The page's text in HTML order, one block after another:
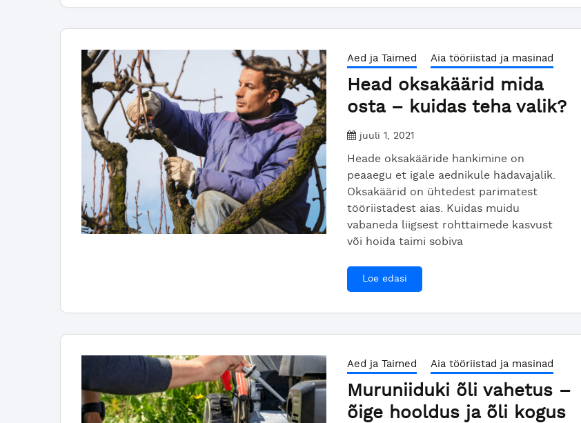
Aed ja Taimed Aia tööriistad ja masinad
Head oksakäärid mida
osta – kuidas teha valik?
juuli 1, 2021
Heade oksakääride hankimine on
peaaegu et igale aednikule hädavajalik.
Oksakäärid on ühtedest parimatest
tööriistadest aias. Kuidas muidu
vabaneda liigsest rohttaimede kasvust
või hoida taimi sobiva
Loe edasi
Aed ja Taimed Aia tööriistad ja masinad
Muruniiduki õli vahetus –
õige hooldus ja õli kogus